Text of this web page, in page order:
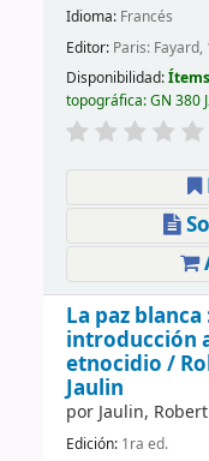
Idioma: Francés
Editor: Paris: Fayard,
Disponibilidad:
topográfica:GN 380
La paz blanca
introducción
etnocidio /
Jaulin
por Jaulin,
Edición: 1ra ed.